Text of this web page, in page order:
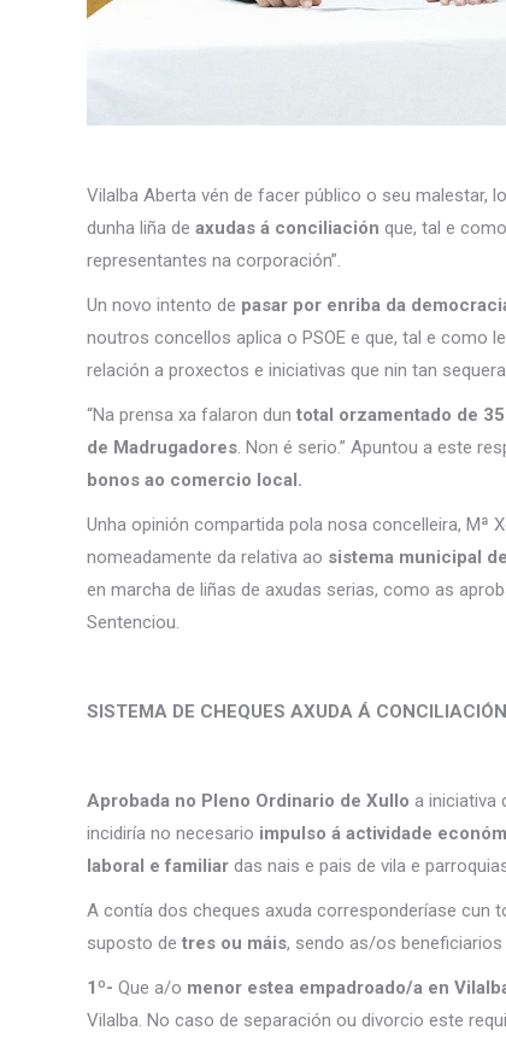
Vilalba Aberta vén de facer público o seu malestar,
dunha liña de axudas á conciliación que, tal e
representantes na corporación”.
Un novo intento de pasar por enriba da
noutros concellos aplica o PSOE e que, tal e como
relación a proxectos e iniciativas que nin tan
“Na prensa xa falaron dun total orzamentado de
de Madrugadores. Non é serio.” Apuntou a este
bonos ao comercio local.
Unha opinión compartida pola nosa concelleira, Mª
nomeadamente da relativa ao sistema municipal
en marcha de liñas de axudas serias, como as
Sentenciou.
SISTEMA DE CHEQUES AXUDA Á
Aprobada no Pleno Ordinario de Xullo a iniciativa
incidiría no necesario impulso á actividade
laboral e familiar das nais e pais de vila e
A contía dos cheques axuda corresponderíase cun
suposto de tres ou máis, sendo as/os
1º- Que a/o menor estea empadroado/a en
Vilalba. No caso de separación ou divorcio este